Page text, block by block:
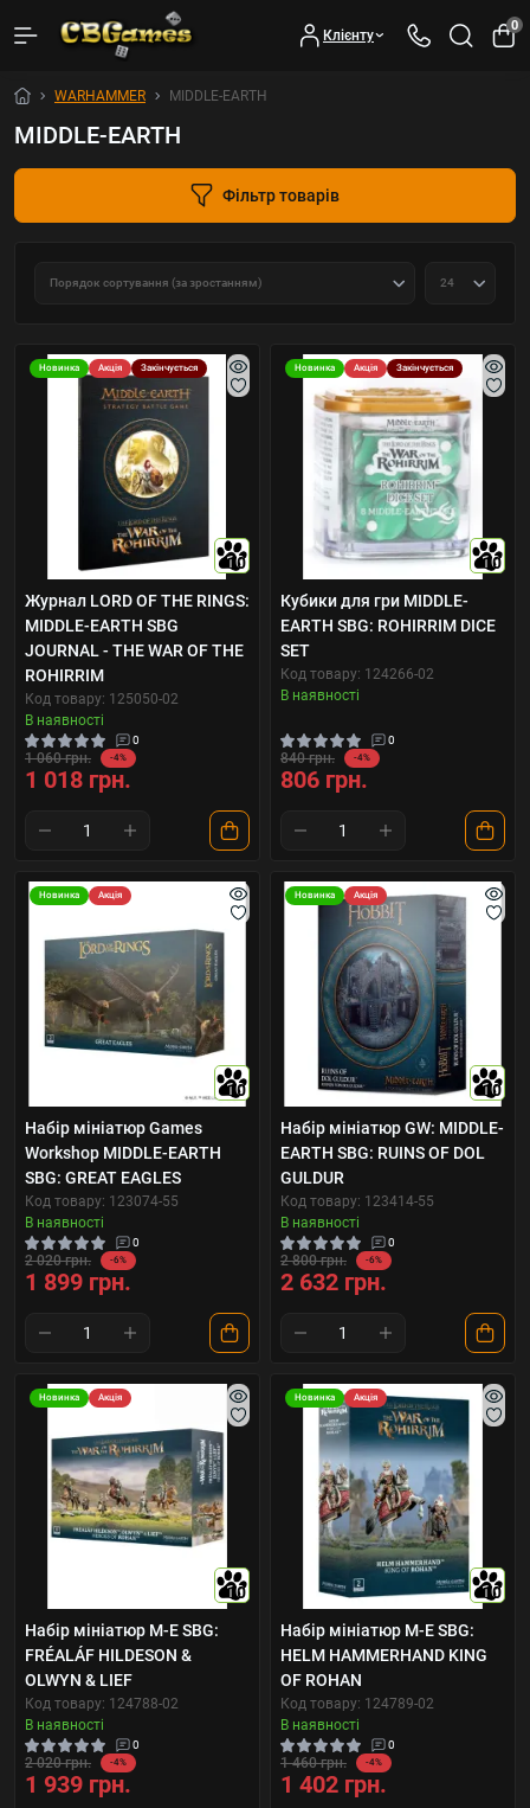
Клієнту
0
WARHAMMER MIDDLE-EARTH
MIDDLE-EARTH
Фільтр товарів
Новинка Акція Закінчується
10
Журнал LORD OF THE RINGS:
MIDDLE-EARTH SBG
JOURNAL - THE WAR OF THE
ROHIRRIM
Код товару: 125050-02
В наявності
0
1 060 грн. -4%
1 018 грн.
Новинка Акція Закінчується
10
Кубики для гри MIDDLE-
EARTH SBG: ROHIRRIM DICE
SET
Код товару: 124266-02
В наявності
0
840 грн. -4%
806 грн.
Новинка Акція
10
Набір мініатюр Games
Workshop MIDDLE-EARTH
SBG: GREAT EAGLES
Код товару: 123074-55
В наявності
0
2 020 грн. -6%
1 899 грн.
Новинка Акція
10
Набір мініатюр GW: MIDDLE-
EARTH SBG: RUINS OF DOL
GULDUR
Код товару: 123414-55
В наявності
0
2 800 грн. -6%
2 632 грн.
Новинка Акція
10
Набір мініатюр M-E SBG:
FRÉALÁF HILDESON &
OLWYN & LIEF
Код товару: 124788-02
В наявності
0
2 020 грн. -4%
1 939 грн.
Новинка Акція
10
Набір мініатюр M-E SBG:
HELM HAMMERHAND KING
OF ROHAN
Код товару: 124789-02
В наявності
0
1 460 грн. -4%
1 402 грн.